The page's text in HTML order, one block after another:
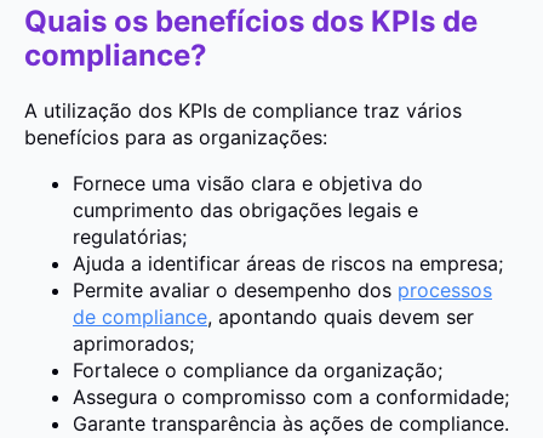
Quais os benefícios dos KPIs de
compliance?
A utilização dos KPIs de compliance traz vários
benefícios para as organizações:
Fornece uma visão clara e objetiva do
cumprimento das obrigações legais e
regulatórias;
Ajuda a identificar áreas de riscos na empresa;
Permite avaliar o desempenho dos processos
de compliance, apontando quais devem ser
aprimorados;
Fortalece o compliance da organização;
Assegura o compromisso com a conformidade;
Garante transparência às ações de compliance.